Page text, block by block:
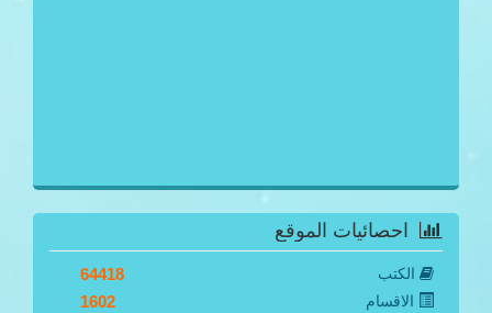
احصائيات الموقع
الكتب 64418
الاقسام 1602